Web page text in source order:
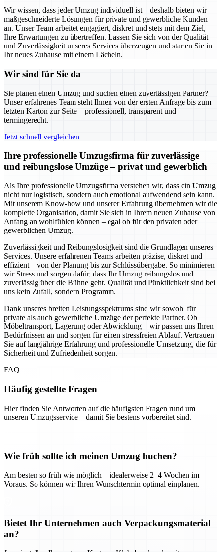
Wir wissen, dass jeder Umzug individuell ist – deshalb bieten wir
maßgeschneiderte Lösungen für private und gewerbliche Kunden
an. Unser Team arbeitet engagiert, diskret und stets mit dem Ziel,
Ihre Erwartungen zu übertreffen. Lassen Sie sich von der Qualität
und Zuverlässigkeit unseres Services überzeugen und starten Sie in
Ihr neues Zuhause mit einem Lächeln.
Wir sind für Sie da
Sie planen einen Umzug und suchen einen zuverlässigen Partner?
Unser erfahrenes Team steht Ihnen von der ersten Anfrage bis zum
letzten Karton zur Seite – professionell, transparent und
termingerecht.
Jetzt schnell vergleichen
Ihre professionelle Umzugsfirma für zuverlässige
und reibungslose Umzüge – privat und gewerblich
Als Ihre professionelle Umzugsfirma verstehen wir, dass ein Umzug
nicht nur logistisch, sondern auch emotional aufwendend sein kann.
Mit unserem Know-how und unserer Erfahrung übernehmen wir die
komplette Organisation, damit Sie sich in Ihrem neuen Zuhause von
Anfang an wohlfühlen können – egal ob für den privaten oder
gewerblichen Umzug.
Zuverlässigkeit und Reibungslosigkeit sind die Grundlagen unseres
Services. Unsere erfahrenen Teams arbeiten präzise, diskret und
effizient – von der Planung bis zur Schlüssübergabe. So minimieren
wir Stress und sorgen dafür, dass Ihr Umzug reibungslos und
zuverlässig über die Bühne geht. Qualität und Pünktlichkeit sind bei
uns kein Zufall, sondern Programm.
Dank unseres breiten Leistungsspektrums sind wir sowohl für
private als auch gewerbliche Umzüge der perfekte Partner. Ob
Möbeltransport, Lagerung oder Abwicklung – wir passen uns Ihren
Bedürfnissen an und sorgen für einen stressfreien Ablauf. Vertrauen
Sie auf langjährige Erfahrung und professionelle Umsetzung, die für
Sicherheit und Zufriedenheit sorgen.
FAQ
Häufig gestellte Fragen
Hier finden Sie Antworten auf die häufigsten Fragen rund um
unseren Umzugsservice – damit Sie bestens vorbereitet sind.
Wie früh sollte ich meinen Umzug buchen?
Am besten so früh wie möglich – idealerweise 2–4 Wochen im
Voraus. So können wir Ihren Wunschtermin optimal einplanen.
Bietet Ihr Unternehmen auch Verpackungsmaterial
an?